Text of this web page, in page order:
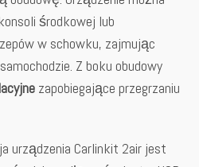
środkowej lub
w schowku, zajmując
Z boku obudowy
zapobiegające przegrzaniu
urządzenia Carlinkit 2air jest